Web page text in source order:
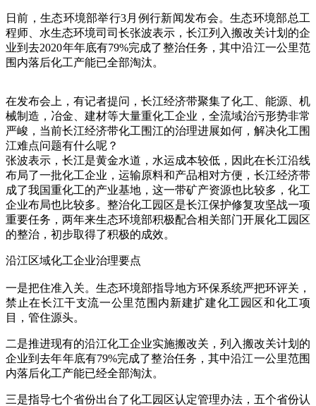
日前，生态环境部举行3月例行新闻发布会。生态环境部总工
程师、水生态环境司司长张波表示，长江列入搬改关计划的企
业到去2020年年底有79%完成了整治任务，其中沿江一公里范
围内落后化工产能已全部淘汰。
在发布会上，有记者提问，长江经济带聚集了化工、能源、机
械制造，冶金、建材等大量重化工企业，全流域治污形势非常
严峻，当前长江经济带化工围江的治理进展如何，解决化工围
江难点问题有什么呢？
张波表示，长江是黄金水道，水运成本较低，因此在长江沿线
布局了一批化工企业，运输原料和产品相对方便，长江经济带
成了我国重化工的产业基地，这一带矿产资源也比较多，化工
企业布局也比较多。整治化工园区是长江保护修复攻坚战一项
重要任务，两年来生态环境部积极配合相关部门开展化工园区
的整治，初步取得了积极的成效。
沿江区域化工企业治理要点
一是把住准入关。生态环境部指导地方环保系统严把环评关，
禁止在长江干支流一公里范围内新建扩建化工园区和化工项
目，管住源头。
二是推进现有的沿江化工企业实施搬改关，列入搬改关计划的
企业到去年年底有79%完成了整治任务，其中沿江一公里范围
内落后化工产能已经全部淘汰。
三是指导七个省份出台了化工园区认定管理办法，五个省份认